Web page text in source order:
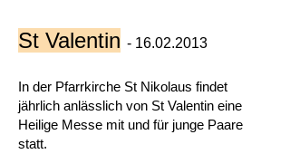
St Valentin - 16.02.2013
In der Pfarrkirche St Nikolaus findet
jährlich anlässlich von St Valentin eine
Heilige Messe mit und für junge Paare
statt.